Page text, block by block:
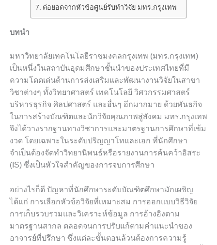
ต่อยอดจากหัวข้อศูนย์รับทำวิจัย มทร.กรุงเทพ
บทนำ
มหาวิทยาลัยเทคโนโลยีราชมงคลกรุงเทพ (มทร.กรุงเทพ)
เป็นหนึ่งในสถาบันอุดมศึกษาชั้นนำของประเทศไทยที่มี
ความโดดเด่นด้านการส่งเสริมและพัฒนางานวิจัยในสาขา
วิชาต่างๆ ทั้งวิทยาศาสตร์ เทคโนโลยี วิศวกรรมศาสตร์
บริหารธุรกิจ ศิลปศาสตร์ และอื่นๆ อีกมากมาย ด้วยพันธกิจ
ในการสร้างบัณฑิตและนักวิจัยคุณภาพสู่สังคม มทร.กรุงเทพ
จึงได้วางรากฐานทางวิชาการและมาตรฐานการศึกษาที่เข้ม
งวด โดยเฉพาะในระดับปริญญาโทและเอก ที่นักศึกษา
จำเป็นต้องจัดทำวิทยานิพนธ์หรือรายงานการค้นคว้าอิสระ
(IS) ซึ่งเป็นหัวใจสำคัญของการจบการศึกษา
อย่างไรก็ดี ปัญหาที่นักศึกษาระดับบัณฑิตศึกษามักเผชิญ
ได้แก่ การเลือกหัวข้อวิจัยที่เหมาะสม การออกแบบวิธีวิจัย
การเก็บรวบรวมและวิเคราะห์ข้อมูล การอ้างอิงตาม
มาตรฐานสากล ตลอดจนการปรับแก้ตามคำแนะนำของ
อาจารย์ที่ปรึกษา ซึ่งแต่ละขั้นตอนล้วนต้องการความรู้